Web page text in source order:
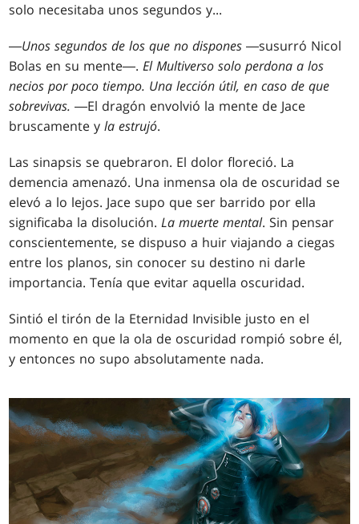
solo necesitaba unos segundos y...
―Unos segundos de los que no dispones ―susurró Nicol
Bolas en su mente―.El Multiverso solo perdona a los
necios por poco tiempo. Una lección útil, en caso de que
sobrevivas. ―El dragón envolvió la mente de Jace
bruscamente yla estrujó.
Las sinapsis se quebraron. El dolor floreció. La
demencia amenazó. Una inmensa ola de oscuridad se
elevó a lo lejos. Jace supo que ser barrido por ella
significaba la disolución.La muerte mental. Sin pensar
conscientemente, se dispuso a huir viajando a ciegas
entre los planos, sin conocer su destino ni darle
importancia. Tenía que evitar aquella oscuridad.
Sintió el tirón de la Eternidad Invisible justo en el
momento en que la ola de oscuridad rompió sobre él,
y entonces no supo absolutamente nada.